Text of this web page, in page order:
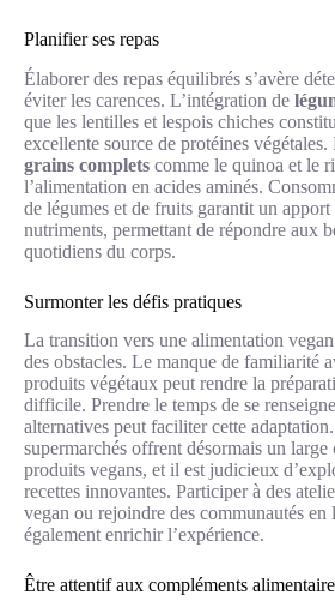
Planifier ses repas
Élaborer des repas équilibrés s’avère
éviter les carences. L’intégration de
que les lentilles et lespois chiches
excellente source de protéines
grains complets comme le quinoa et le
l’alimentation en acides aminés.
de légumes et de fruits garantit un apport
nutriments, permettant de répondre aux
quotidiens du corps.
Surmonter les défis pratiques
La transition vers une alimentation
des obstacles. Le manque de familiarité
produits végétaux peut rendre la
difficile. Prendre le temps de se
alternatives peut faciliter cette
supermarchés offrent désormais un large
produits vegans, et il est judicieux
recettes innovantes. Participer à des
vegan ou rejoindre des communautés en
également enrichir l’expérience.
Être attentif aux compléments